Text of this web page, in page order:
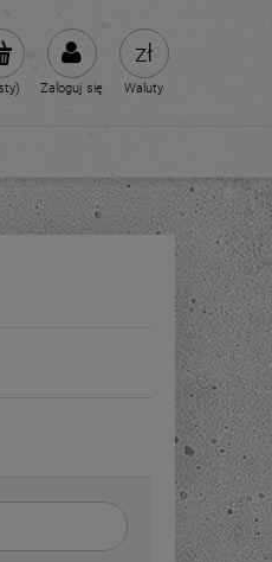
Zaloguj się Waluty